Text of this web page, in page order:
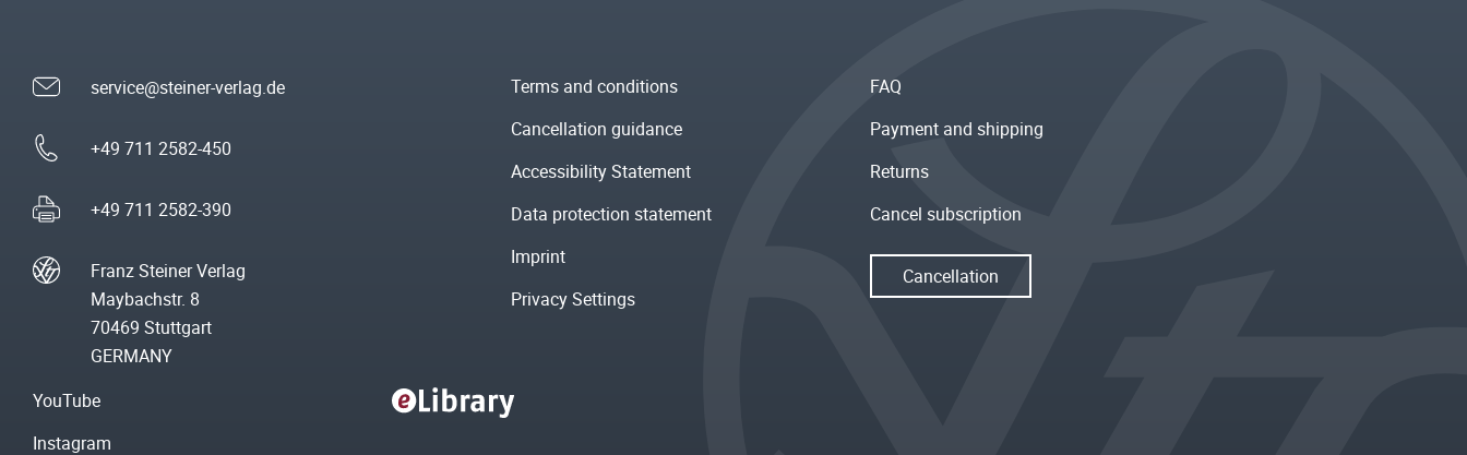
service@steiner-verlag.de
+49 711 2582-450
+49 711 2582-390
Franz Steiner Verlag
Maybachstr. 8
70469 Stuttgart
GERMANY
Terms and conditions
Cancellation guidance
Accessibility Statement
Data protection statement
Imprint
Privacy Settings
FAQ
Payment and shipping
Returns
Cancel subscription
Cancellation
YouTube
Instagram